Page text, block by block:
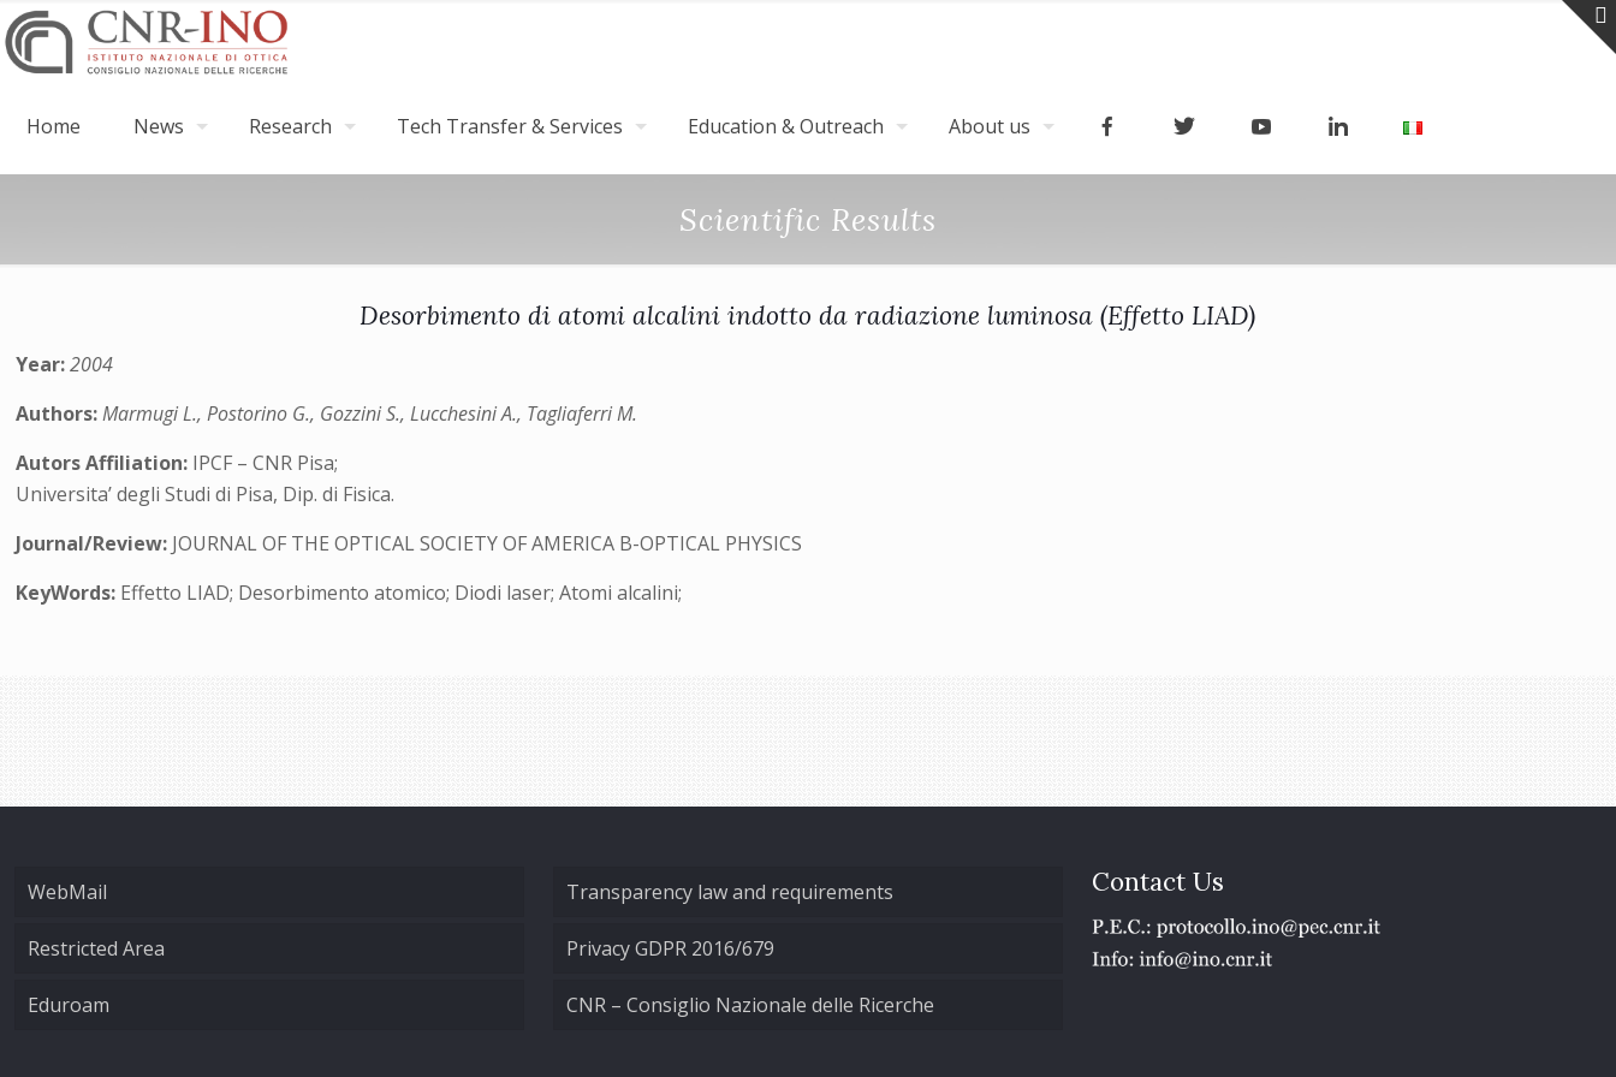
Home News Research Tech Transfer & Services Education & Outreach About us
Scientific Results
Desorbimento di atomi alcalini indotto da radiazione luminosa (Effetto LIAD)
Year:2004
Authors:Marmugi L., Postorino G., Gozzini S., Lucchesini A., Tagliaferri M.
Autors Affiliation: IPCF – CNR Pisa;
Universita’ degli Studi di Pisa, Dip. di Fisica.
Journal/Review: JOURNAL OF THE OPTICAL SOCIETY OF AMERICA B-OPTICAL PHYSICS
KeyWords: Effetto LIAD; Desorbimento atomico; Diodi laser; Atomi alcalini;
WebMail
Restricted Area
Eduroam
Transparency law and requirements
Privacy GDPR 2016/679
CNR – Consiglio Nazionale delle Ricerche
Contact Us